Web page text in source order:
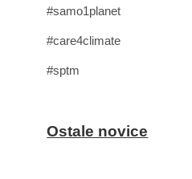
#samo1planet
#care4climate
#sptm
Ostale novice